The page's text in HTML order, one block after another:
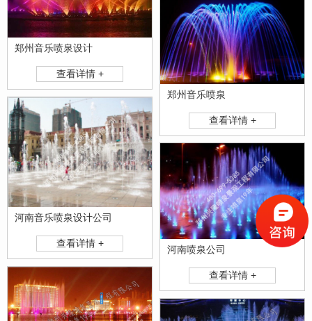
郑州音乐喷泉设计
查看详情 +
郑州音乐喷泉
查看详情 +
河南音乐喷泉设计公司
查看详情 +
河南喷泉公司
查看详情 +